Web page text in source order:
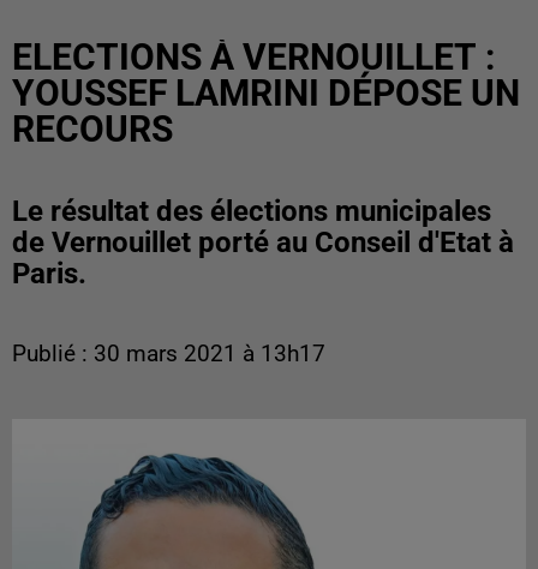
ELECTIONS À VERNOUILLET :
YOUSSEF LAMRINI DÉPOSE UN
RECOURS
Le résultat des élections municipales
de Vernouillet porté au Conseil d'Etat à
Paris.
Publié : 30 mars 2021 à 13h17